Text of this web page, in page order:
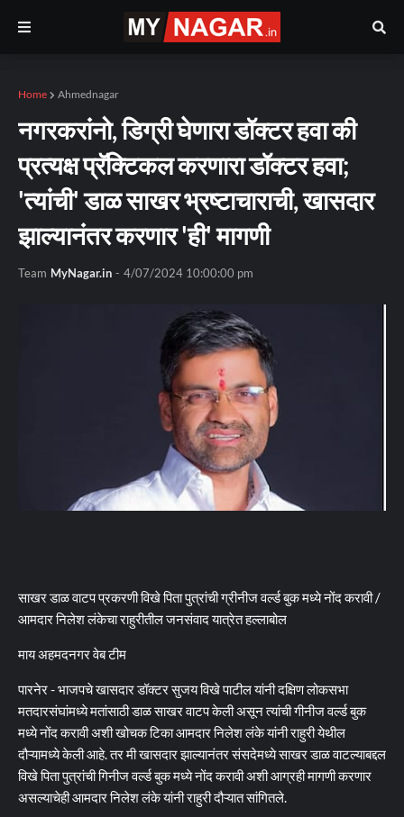
Home Ahmednagar
नगरकरांनो, डिग्री घेणारा डॉक्टर हवा की
प्रत्यक्ष प्रॅक्टिकल करणारा डॉक्टर हवा;
'त्यांची' डाळ साखर भ्रष्टाचाराची, खासदार
झाल्यानंतर करणार 'ही' मागणी
Team MyNagar.in - 4/07/2024 10:00:00 pm
साखर डाळ वाटप प्रकरणी विखे पिता पुत्रांची ग्रीनीज वर्ल्ड बुक मध्ये नोंद करावी /
आमदार निलेश लंकेचा राहुरीतील जनसंवाद यात्रेत हल्लाबोल
माय अहमदनगर वेब टीम
पारनेर - भाजपचे खासदार डॉक्टर सुजय विखे पाटील यांनी दक्षिण लोकसभा
मतदारसंघांमध्ये मतांसाठी डाळ साखर वाटप केली असून त्यांची गीनीज वर्ल्ड बुक
मध्ये नोंद करावी अशी खोचक टिका आमदार निलेश लंके यांनी राहुरी येथील
दौऱ्यामध्ये केली आहे. तर मी खासदार झाल्यानंतर संसदेमध्ये साखर डाळ वाटल्याबद्दल
विखे पिता पुत्रांची गिनीज वर्ल्ड बुक मध्ये नोंद करावी अशी आग्रही मागणी करणार
असल्याचेही आमदार निलेश लंके यांनी राहुरी दौऱ्यात सांगितले.